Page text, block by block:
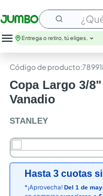
¿Qué estás
Entrega o retiro, tú eliges.
:
Copa Largo 3/
Vanadio
STANLEY
Hasta 3 cuotas
*¡Aprovecha! Del 1 de